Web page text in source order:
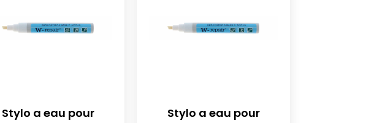
Stylo a eau pour
Stylo a eau pour